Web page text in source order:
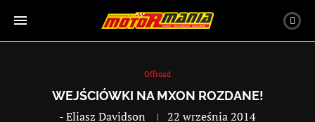
Offroad
WEJŚCIÓWKI NA MXON ROZDANE!
-Eliasz Davidson 22 września 2014